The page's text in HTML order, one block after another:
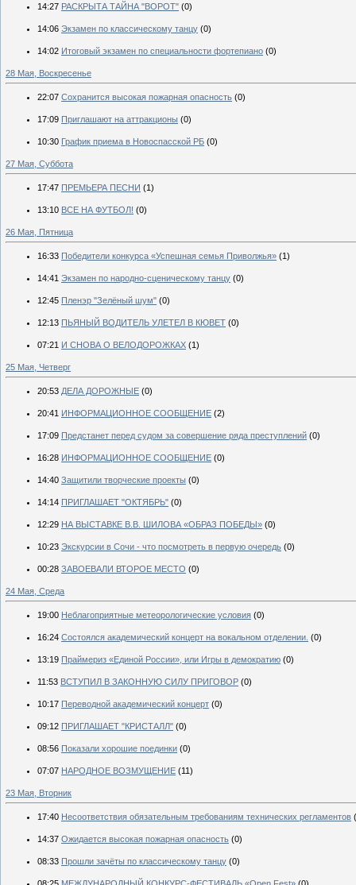
14:27 РАСКРЫТА ТАЙНА "ВОРОТ" (0)
14:06 Экзамен по классическому танцу (0)
14:02 Итоговый экзамен по специальности фортепиано (0)
28 Мая, Воскресенье
22:07 Сохранится высокая пожарная опасность (0)
17:09 Приглашают на аттракционы (0)
10:30 График приема в Новоспасской РБ (0)
27 Мая, Суббота
17:47 ПРЕМЬЕРА ПЕСНИ (1)
13:10 ВСЕ НА ФУТБОЛ! (0)
26 Мая, Пятница
16:33 Победители конкурса «Успешная семья Приволжья» (1)
14:41 Экзамен по народно-сценическому танцу (0)
12:45 Пленэр "Зелёный шум" (0)
12:13 ПЬЯНЫЙ ВОДИТЕЛЬ УЛЕТЕЛ В КЮВЕТ (0)
07:21 И СНОВА О ВЕЛОДОРОЖКАХ (1)
25 Мая, Четверг
20:53 ДЕЛА ДОРОЖНЫЕ (0)
20:41 ИНФОРМАЦИОННОЕ СООБЩЕНИЕ (2)
17:09 Предстанет перед судом за совершение ряда преступлений (0)
16:28 ИНФОРМАЦИОННОЕ СООБЩЕНИЕ (0)
14:40 Защитили творческие проекты (0)
14:14 ПРИГЛАШАЕТ "ОКТЯБРЬ" (0)
12:29 НА ВЫСТАВКЕ В.В. ШИЛОВА «ОБРАЗ ПОБЕДЫ» (0)
10:23 Экскурсии в Сочи - что посмотреть в первую очередь (0)
00:28 ЗАВОЕВАЛИ ВТОРОЕ МЕСТО (0)
24 Мая, Среда
19:00 Неблагоприятные метеорологические условия (0)
16:24 Состоялся академический концерт на вокальном отделении. (0)
13:19 Праймериз «Единой России», или Игры в демократию (0)
11:53 ВСТУПИЛ В ЗАКОННУЮ СИЛУ ПРИГОВОР (0)
10:17 Переводной академический концерт (0)
09:12 ПРИГЛАШАЕТ "КРИСТАЛЛ" (0)
08:56 Показали хорошие поединки (0)
07:07 НАРОДНОЕ ВОЗМУЩЕНИЕ (11)
23 Мая, Вторник
17:40 Несоответствия обязательным требованиям технических регламентов
14:37 Ожидается высокая пожарная опасность (0)
08:33 Прошли зачёты по классическому танцу (0)